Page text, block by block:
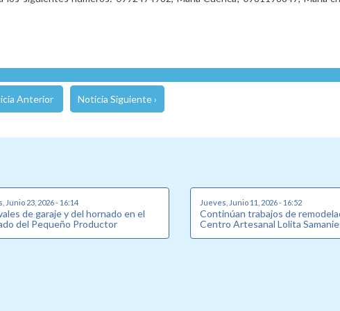
Anterior Noticia Siguiente ›
Junio 23, 2026 - 16:14
de garaje y del hornado en el
del Pequeño Productor
Jueves, Junio 11, 2026 - 16:52
Continúan trabajos de
Centro Artesanal Lolita